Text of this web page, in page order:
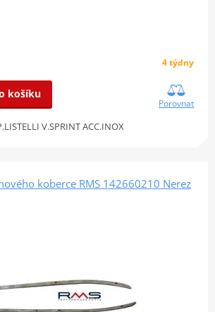
4 týdny
košíku
Porovnat
V.SPRINT ACC.INOX
koberce RMS 142660210 Nerez